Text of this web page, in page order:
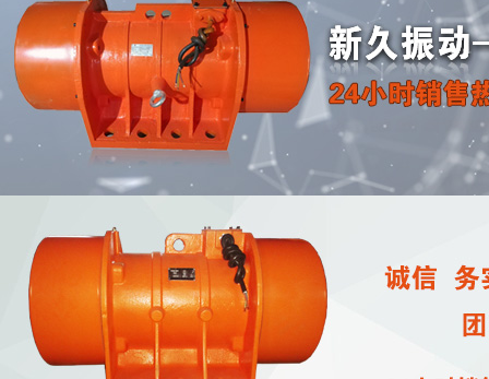
您现在的位置： >新闻中心>新久动态
【通知】桂阳电磁仓壁振动器控制箱XKZ-
梁经理查收